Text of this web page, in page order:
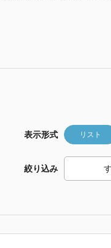
表示形式 リスト
絞り込み